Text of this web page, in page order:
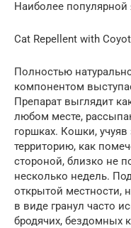
Наиболее популярной
Cat Repellent with
Полностью
компонентом
Препарат выглядит
любом месте,
горшках. Кошки,
территорию, как
стороной, близко не
несколько недель.
открытой местности,
в виде гранул часто
бродячих, бездомных